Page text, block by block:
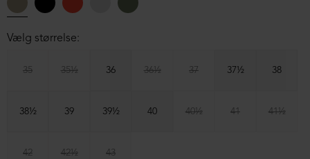
Vælg størrelse:
35 35½ 36 36½ 37 37½ 38
38½ 39 39½ 40 40½ 41 41½
42 42½ 43